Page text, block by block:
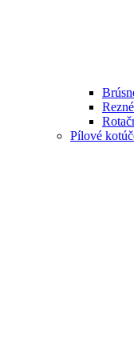
Rezné
Pílové